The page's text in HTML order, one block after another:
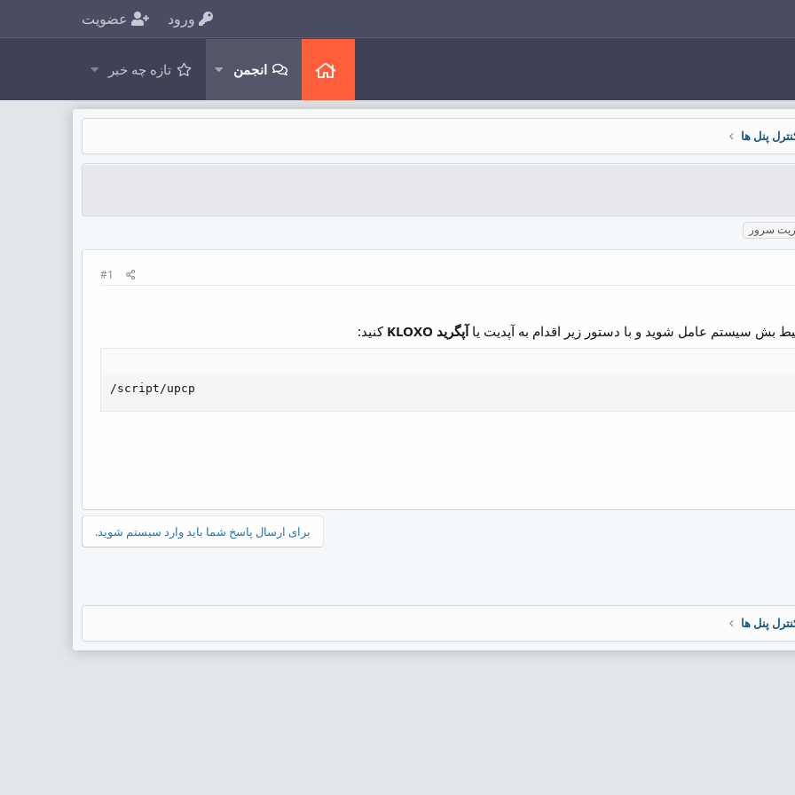
ورود عضویت
انجمن تازه چه خبر
پنل ها
سرور
#1
بش سیستم عامل شوید و با دستور زیر اقدام به آپدیت یاآپگرید KLOXO کنید:
/script/upcp
برای ارسال پاسخ شما باید وارد سیستم شوید.
پنل ها